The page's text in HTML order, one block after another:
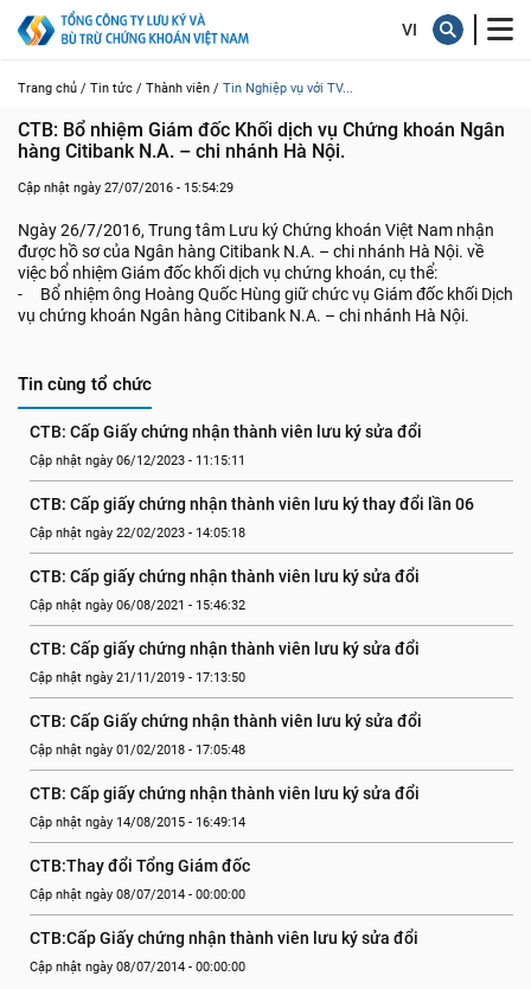
Trang chủ / Tin tức / Thành viên / Tin Nghiệp vụ với TV...
CTB: Bổ nhiệm Giám đốc Khối dịch vụ Chứng khoán Ngân
hàng Citibank N.A. – chi nhánh Hà Nội.
Cập nhật ngày 27/07/2016 - 15:54:29
Ngày 26/7/2016, Trung tâm Lưu ký Chứng khoán Việt Nam nhận
được hồ sơ của Ngân hàng Citibank N.A. – chi nhánh Hà Nội. về
việc bổ nhiệm Giám đốc khối dịch vụ chứng khoán, cụ thể:
- Bổ nhiệm ông Hoàng Quốc Hùng giữ chức vụ Giám đốc khối Dịch
vụ chứng khoán Ngân hàng Citibank N.A. – chi nhánh Hà Nội.
Tin cùng tổ chức
CTB: Cấp Giấy chứng nhận thành viên lưu ký sửa đổi
Cập nhật ngày 06/12/2023 - 11:15:11
CTB: Cấp giấy chứng nhận thành viên lưu ký thay đổi lần 06
Cập nhật ngày 22/02/2023 - 14:05:18
CTB: Cấp giấy chứng nhận thành viên lưu ký sửa đổi
Cập nhật ngày 06/08/2021 - 15:46:32
CTB: Cấp giấy chứng nhận thành viên lưu ký sửa đổi
Cập nhật ngày 21/11/2019 - 17:13:50
CTB: Cấp Giấy chứng nhận thành viên lưu ký sửa đổi
Cập nhật ngày 01/02/2018 - 17:05:48
CTB: Cấp giấy chứng nhận thành viên lưu ký sửa đổi
Cập nhật ngày 14/08/2015 - 16:49:14
CTB:Thay đổi Tổng Giám đốc
Cập nhật ngày 08/07/2014 - 00:00:00
CTB:Cấp Giấy chứng nhận thành viên lưu ký sửa đổi
Cập nhật ngày 08/07/2014 - 00:00:00